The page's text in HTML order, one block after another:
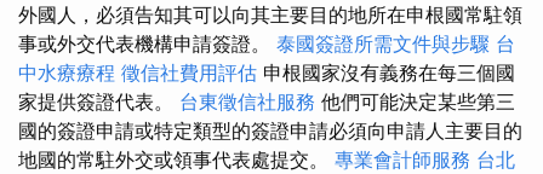
外國人，必須告知其可以向其主要目的地所在申根國常駐領
事或外交代表機構申請簽證。 泰國簽證所需文件與步驟 台
中水療療程 徵信社費用評估 申根國家沒有義務在每三個國
家提供簽證代表。 台東徵信社服務 他們可能決定某些第三
國的簽證申請或特定類型的簽證申請必須向申請人主要目的
地國的常駐外交或領事代表處提交。 專業會計師服務 台北